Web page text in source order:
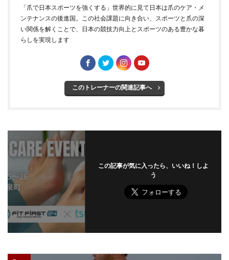
「爪で日本スポーツを強くする」世界的に見て日本は爪のケア・メ
ンテナンスの後進国。この社会課題に向き合い、スポーツと爪の深
い関係を解くことで、日本の競技力向上とスポーツのある豊かな暮
らしを実現します
このトレーナーの関連記事へ
この記事が気に入ったら、いいね！しよ
う